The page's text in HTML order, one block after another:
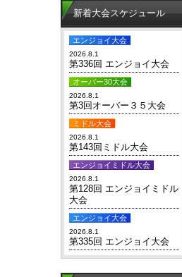
新着大会スケジュール
エンジョイ大会
2026.8.1
第336回 エンジョイ大会
オーバー30大会
2026.8.1
第3回オーバー３５大会
ミドル大会
2026.8.1
第143回ミドル大会
エンジョイミドル大会
2026.8.1
第128回 エンジョイミドル
大会
エンジョイ大会
2026.8.1
第335回 エンジョイ大会